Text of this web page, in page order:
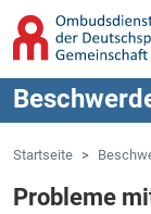
Zum Hauptinhalt
Startseite
Probleme